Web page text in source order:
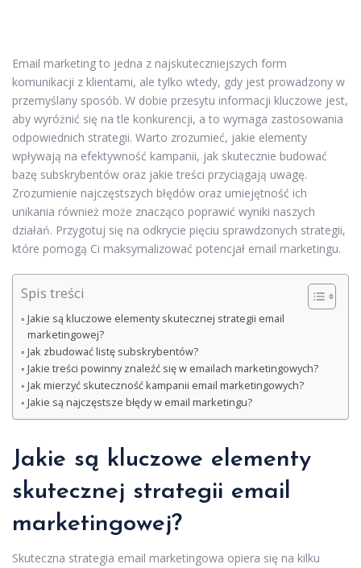
Email marketing to jedna z najskuteczniejszych form
komunikacji z klientami, ale tylko wtedy, gdy jest prowadzony w
przemyślany sposób. W dobie przesytu informacji kluczowe jest,
aby wyróżnić się na tle konkurencji, a to wymaga zastosowania
odpowiednich strategii. Warto zrozumieć, jakie elementy
wpływają na efektywność kampanii, jak skutecznie budować
bazę subskrybentów oraz jakie treści przyciągają uwagę.
Zrozumienie najczęstszych błędów oraz umiejętność ich
unikania również może znacząco poprawić wyniki naszych
działań. Przygotuj się na odkrycie pięciu sprawdzonych strategii,
które pomogą Ci maksymalizować potencjał email marketingu.
Spis treści
Jakie są kluczowe elementy skutecznej strategii email
marketingowej?
Jak zbudować listę subskrybentów?
Jakie treści powinny znaleźć się w emailach marketingowych?
Jak mierzyć skuteczność kampanii email marketingowych?
Jakie są najczęstsze błędy w email marketingu?
Jakie są kluczowe elementy
skutecznej strategii email
marketingowej?
Skuteczna strategia email marketingowa opiera się na kilku